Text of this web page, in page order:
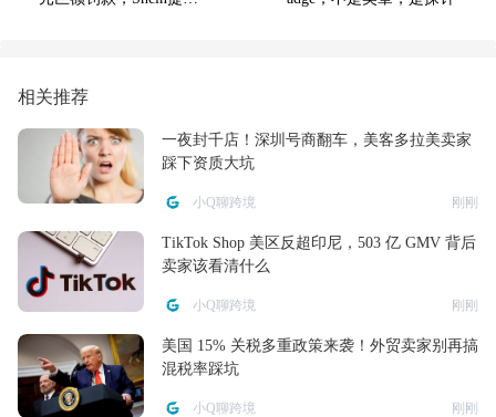
相关推荐
一夜封千店！深圳号商翻车，美客多拉美卖家
踩下资质大坑
小Q聊跨境 刚刚
TikTok Shop 美区反超印尼，503 亿 GMV 背后
卖家该看清什么
小Q聊跨境 刚刚
美国 15% 关税多重政策来袭！外贸卖家别再搞
混税率踩坑
小Q聊跨境 刚刚